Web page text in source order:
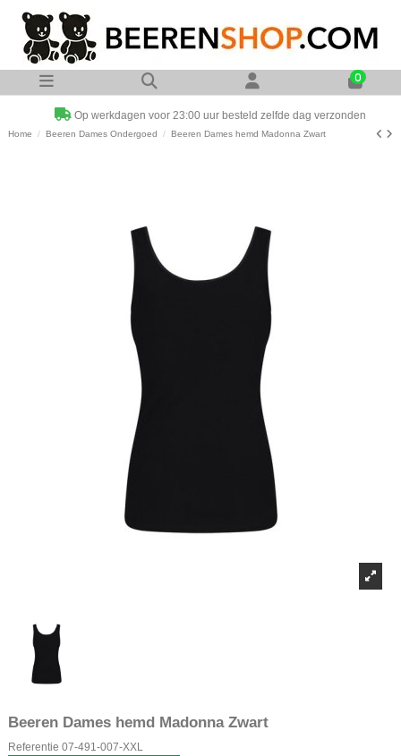
0
Op werkdagen voor 23:00 uur besteld zelfde dag verzonden
Home Beeren Dames Ondergoed Beeren Dames hemd Madonna Zwart
Beeren Dames hemd Madonna Zwart
Referentie 07-491-007-XXL